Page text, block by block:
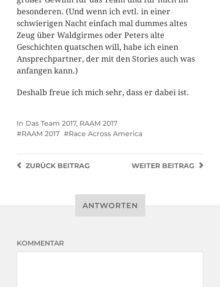
besonderen. (Und wenn ich evtl. in einer
schwierigen Nacht einfach mal dummes altes
Zeug über Waldgirmes oder Peters alte
Geschichten quatschen will, habe ich einen
Ansprechpartner, der mit den Stories auch was
anfangen kann.)
Deshalb freue ich mich sehr, dass er dabei ist.
In Das Team 2017, RAAM 2017
RAAM 2017
Race Across America
WEITER BEITRAG
ZURÜCKBEITRAG
ANTWORTEN
KOMMENTAR